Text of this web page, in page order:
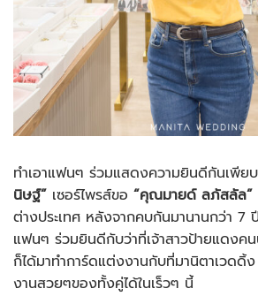
ทำเอาแฟนๆ ร่วมแสดงความยินดีกันเพีย
นิษฐ์” เซอร์ไพรส์ขอ “คุณมายด์ ลภัสลัล”
ต่างประเทศ หลังจากคบกันมานานกว่า 7
แฟนๆ ร่วมยินดีกับว่าที่เจ้าสาวป้ายแดงค
ก็ได้มาทำการ์ดแต่งงานกับที่มานิตาเวดดิ้
งานสวยๆของทั้งคู่ได้ในเร็วๆ นี้